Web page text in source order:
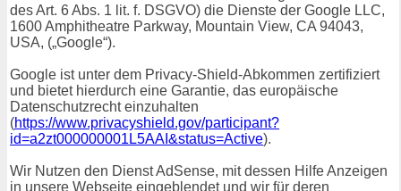
des Art. 6 Abs. 1 lit. f. DSGVO) die Dienste der Google LLC,
1600 Amphitheatre Parkway, Mountain View, CA 94043,
USA, („Google“).
Google ist unter dem Privacy-Shield-Abkommen zertifiziert
und bietet hierdurch eine Garantie, das europäische
Datenschutzrecht einzuhalten
(https://www.privacyshield.gov/participant?
id=a2zt000000001L5AAI&status=Active).
Wir Nutzen den Dienst AdSense, mit dessen Hilfe Anzeigen
in unsere Webseite eingeblendet und wir für deren